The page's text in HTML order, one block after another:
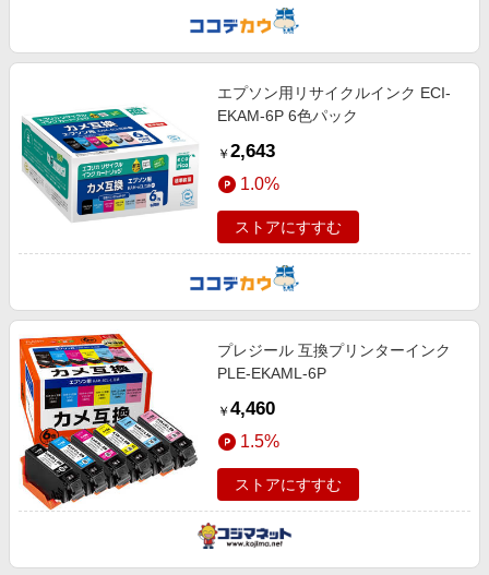
エプソン用リサイクルインク ECI-
EKAM-6P 6色パック
￥ 2,643
1.0%
ストアにすすむ
プレジール 互換プリンターインク
PLE-EKAML-6P
￥ 4,460
1.5%
ストアにすすむ